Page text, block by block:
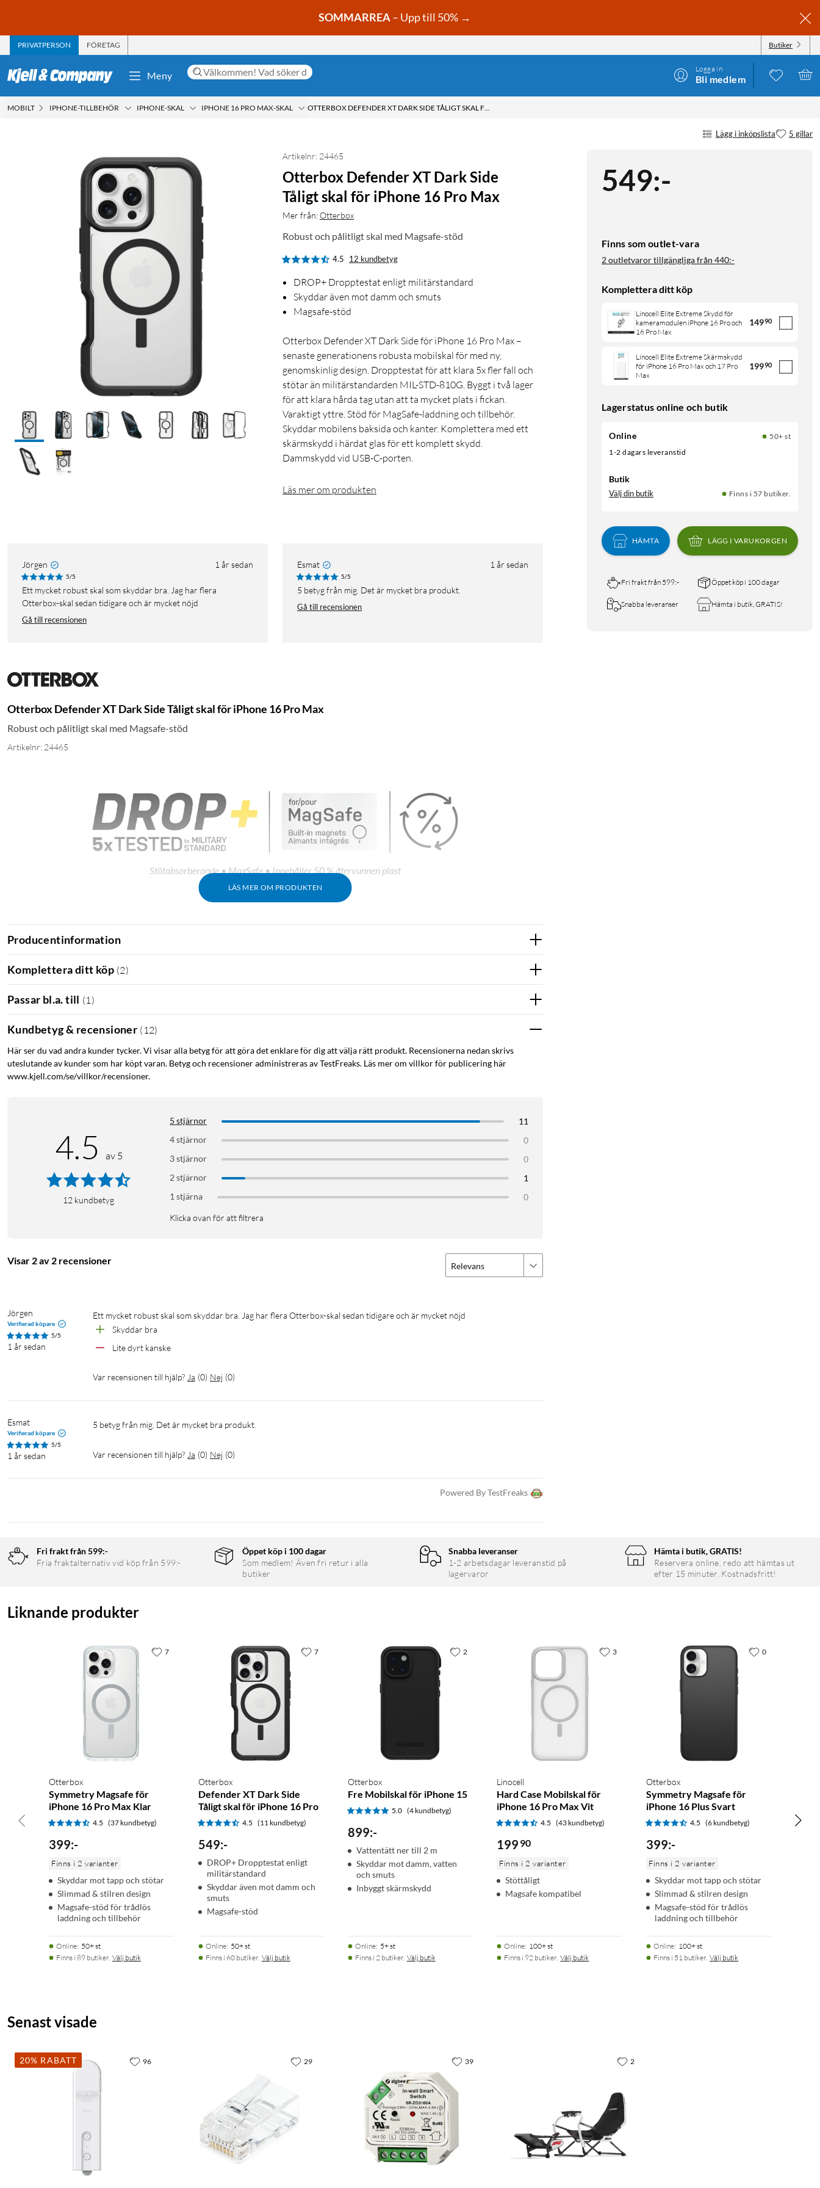
SOMMARREA– Upp till 50% →
PRIVATPERSON FÖRETAG Butiker
Meny
Logga in
Bli medlem
MOBILT IPHONE-TILLBEHÖR IPHONE-SKAL IPHONE 16 PRO MAX-SKAL OTTERBOX DEFENDER XT DARK SIDE TÅLIGT SKAL FÖR IPHONE 16 PRO MAX
Lägg i inköpslista 5 gillar
549:-
Finns som outlet-vara
2 outletvaror tillgängliga från 440:-
Komplettera ditt köp
Linocell Elite Extreme Skydd för
kameramodulen iPhone 16 Pro och
16 Pro Max
14990
Linocell Elite Extreme Skärmskydd
för iPhone 16 Pro Max och 17 Pro
Max
19990
Lagerstatus online och butik
Online
50+ st
1-2 dagars leveranstid
Butik
Välj din butik Finns i 57 butiker.
HÄMTA LÄGG I VARUKORGEN
Fri frakt från 599:- Öppet köp i 100 dagar
Snabba leveranser Hämta i butik, GRATIS!
Artikelnr: 24465
Otterbox Defender XT Dark Side
Tåligt skal för iPhone 16 Pro Max
Mer från:Otterbox
Robust och pålitligt skal med Magsafe-stöd
4.5 12 kundbetyg
DROP+ Dropptestat enligt militärstandard
Skyddar även mot damm och smuts
Magsafe-stöd
Otterbox Defender XT Dark Side för iPhone 16 Pro Max –
senaste generationens robusta mobilskal för med ny,
genomskinlig design. Dropptestat för att klara 5x fler fall och
stötar än militärstandarden MIL-STD-810G. Byggt i två lager
för att klara hårda tag utan att ta mycket plats i fickan.
Varaktigt yttre. Stöd för MagSafe-laddning och tillbehör.
Skyddar mobilens baksida och kanter. Komplettera med ett
skärmskydd i härdat glas för ett komplett skydd.
Dammskydd vid USB-C-porten.
Läs mer om produkten
Jörgen 1 år sedan
5/5
Ett mycket robust skal som skyddar bra. Jag har flera
Otterbox-skal sedan tidigare och är mycket nöjd
Gå till recensionen
Esmat 1 år sedan
5/5
5 betyg från mig. Det är mycket bra produkt.
Gå till recensionen
Otterbox Defender XT Dark Side Tåligt skal för iPhone 16 Pro Max
Robust och pålitligt skal med Magsafe-stöd
Artikelnr: 24465
LÄS MER OM PRODUKTEN
Stötabsorberande • MagSafe • Innehåller 50 % återvunnen plast
Designad för sömlös interaktion med MagSafe -teknik
Fungerar med Apples MagSafe-laddare och trådlös Qi -laddning
Tillverkad med 50% återvunnen plast
Skydd i två lager
Tunn, fickvänlig design med säkert grepp
Portskydd blockerar smuts, damm och ludd från att komma in i uttag och portar
Höjda kanter skyddar kamera och skärm
Snoddfäste inbyggt i fodralet
Producentinformation
Komplettera ditt köp (2)
Passar bl.a. till (1 )
Kundbetyg & recensioner ( 12)
Här ser du vad andra kunder tycker. Vi visar alla betyg för att göra det enklare för dig att välja rätt produkt. Recensionerna nedan skrivs
uteslutande av kunder som har köpt varan. Betyg och recensioner administreras av TestFreaks. Läs mer om villkor för publicering här
www.kjell.com/se/villkor/recensioner.
4.5 av 5
12 kundbetyg
5 stjärnor
11
4 stjärnor
0
3 stjärnor
0
2 stjärnor
1
1 stjärna
0
Klicka ovan för att filtrera
Visar 2 av 2 recensioner Relevans
Jörgen
Verifierad köpare
5/5
1 år sedan
Ett mycket robust skal som skyddar bra. Jag har flera Otterbox-skal sedan tidigare och är mycket nöjd
Skyddar bra
Lite dyrt kanske
Var recensionen till hjälp? Ja (0) Nej (0)
Esmat
Verifierad köpare
5/5
1 år sedan
5 betyg från mig. Det är mycket bra produkt.
Var recensionen till hjälp? Ja (0) Nej (0)
Powered By TestFreaks
Fri frakt från 599:-
Fria fraktalternativ vid köp från 599:-
Öppet köp i 100 dagar
Som medlem! Även fri retur i alla
butiker
Snabba leveranser
1-2 arbetsdagar leveranstid på
lagervaror
Hämta i butik, GRATIS!
Reservera online, redo att hämtas ut
efter 15 minuter. Kostnadsfritt!
Liknande produkter
Otterbox
Symmetry Magsafe för
iPhone 16 Pro Max Klar
4.5 (37 kundbetyg)
399:-
Finns i 2 varianter
Skyddar mot tapp och stötar
Slimmad & stilren design
Magsafe-stöd för trådlös
laddning och tillbehör
Online: 50+ st
Finns i 89 butiker. Välj butik
7
Otterbox
Defender XT Dark Side
Tåligt skal för iPhone 16 Pro
4.5 (11 kundbetyg)
549:-
DROP+ Dropptestat enligt
militärstandard
Skyddar även mot damm och
smuts
Magsafe-stöd
Online: 50+ st
Finns i 60 butiker. Välj butik
7
Otterbox
Fre Mobilskal för iPhone 15
5.0 (4 kundbetyg)
899:-
Vattentätt ner till 2 m
Skyddar mot damm, vatten
och smuts
Inbyggt skärmskydd
Online: 5+ st
Finns i 2 butiker. Välj butik
2
Linocell
Hard Case Mobilskal för
iPhone 16 Pro Max Vit
4.5 (43 kundbetyg)
199 90
Finns i 2 varianter
Stöttåligt
Magsafe kompatibel
Online: 100+ st
Finns i 92 butiker. Välj butik
3
Otterbox
Symmetry Magsafe för
iPhone 16 Plus Svart
4.5 (6 kundbetyg)
399:-
Finns i 2 varianter
Skyddar mot tapp och stötar
Slimmad & stilren design
Magsafe-stöd för trådlös
laddning och tillbehör
Online: 100+ st
Finns i 51 butiker. Välj butik
0
Senast visade
20% RABATT 96 29 39 2